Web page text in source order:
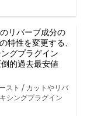
リバーブ成分の
特性を変更する、
グプラグイン
的過去最安値
スト / カットやリバ
シングプラグイン